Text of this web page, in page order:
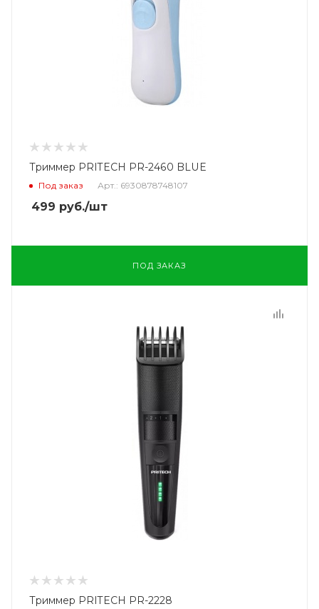
Триммер PRITECH PR-2460 BLUE
Под заказ Арт.: 6930878748107
499 руб./шт
ПОД ЗАКАЗ
Триммер PRITECH PR-2228